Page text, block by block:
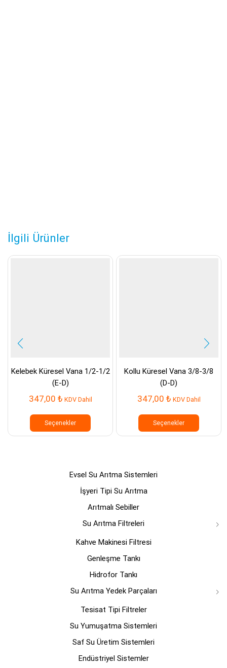
İlgili Ürünler
Kelebek Küresel Vana 1/2-1/2
(E-D)
347,00 ₺ KDV Dahil
Seçenekler
fazla
ürün
sayfasından
seçilebilir
Kollu Küresel Vana 3/8-3/8
(D-D)
347,00 ₺ KDV Dahil
Seçenekler
fazla
Evsel Su Arıtma Sistemleri
İşyeri Tipi Su Arıtma
Arıtmalı Sebiller
Su Arıtma Filtreleri
Kahve Makinesi Filtresi
Genleşme Tankı
Hidrofor Tankı
Su Arıtma Yedek Parçaları
Tesisat Tipi Filtreler
Su Yumuşatma Sistemleri
Saf Su Üretim Sistemleri
Endüstriyel Sistemler